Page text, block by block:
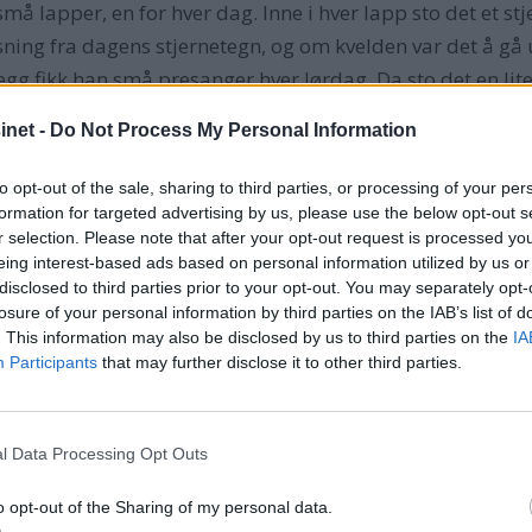
- Do Not Process My Personal Information
opt-out of the sale, sharing to third parties, or processing of your
for targeted advertising by us, please use the below opt-out
selection. Please note that after your opt-out request is processed
interest-based ads based on personal information utilized by us
to third parties prior to your opt-out. You may separately
of your personal information by third parties on the IAB’s list of
This information may also be disclosed by us to third parties on the
Participants that may further disclose it to other third parties.
Data Processing Opt Outs
opt-out of the Sharing of my personal data.
lapper, en for hver dag. Inne i hver lapp sto det et
fra dagens stjernetegn, og om kvelden var det å
fikk han små presanger hver lørdag. Da sto det en
er John Fredriks tegn. Vi hadde kjøpt en liten
var svært spennende. Den øvrige julepynten
som vi bandt sammen med rødt silkebånd.
gode som noen. John Fredrik hadde laget
ombord.
kjøpte kalvefilet som ble tilberedt i ovnen, servert
dessert hadde vi friske jordbær og far hadde
grunn av autopiloten kunne vi hygge oss mer
Dessuten fikk vi tatt messingpuss og
timer pr. dag.
vellykket. På en av de andre båtene i